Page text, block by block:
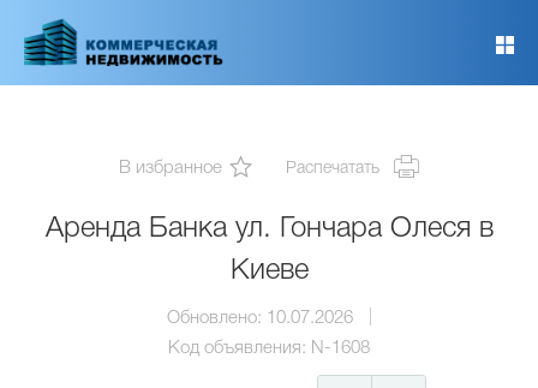
основному
В избранное Распечатать
Аренда Банка ул. Гончара Олеся в
Киеве
Обновлено: 10.07.2026
Код объявления: N-1608